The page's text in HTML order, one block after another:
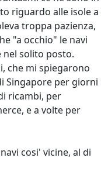
riguardo alle isole a
troppa pazienza,
"a occhio" le navi
solito posto.
che mi spiegarono
Singapore per giorni
ricambi, per
e a volte per
cosi' vicine, al di